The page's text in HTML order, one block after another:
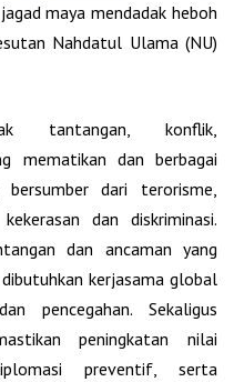
maya mendadak heboh
Nahdatul Ulama (NU)
tantangan, konflik,
mematikan dan berbagai
dari terorisme,
dan diskriminasi.
dan ancaman yang
kerjasama global
pencegahan. Sekaligus
peningkatan nilai
preventif, serta